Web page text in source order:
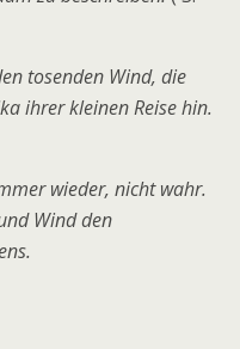
tosenden Wind, die
ihrer kleinen Reise hin.
wieder, nicht wahr.
Wind den